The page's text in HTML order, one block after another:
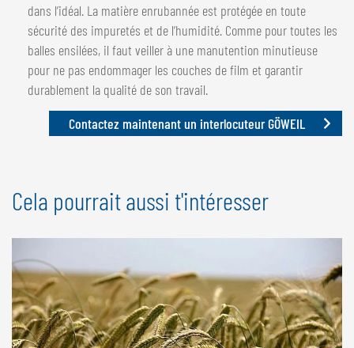
dans l’idéal. La matière enrubannée est protégée en toute
sécurité des impuretés et de l’humidité. Comme pour toutes les
balles ensilées, il faut veiller à une manutention minutieuse
pour ne pas endommager les couches de film et garantir
durablement la qualité de son travail.
Contactez maintenant un interlocuteur GÖWEIL
Cela pourrait aussi t'intéresser